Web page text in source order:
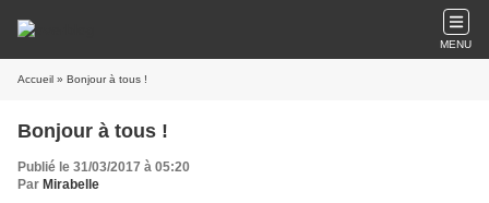
MENU
Accueil » Bonjour à tous !
Bonjour à tous !
Publié le 31/03/2017 à 05:20
Par Mirabelle